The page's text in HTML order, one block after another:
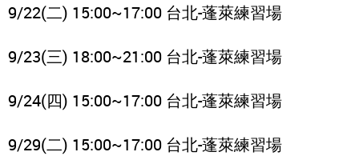
9/22(二) 15:00~17:00 台北-蓬萊練習場
9/23(三) 18:00~21:00 台北-蓬萊練習場
9/24(四) 15:00~17:00 台北-蓬萊練習場
9/29(二) 15:00~17:00 台北-蓬萊練習場